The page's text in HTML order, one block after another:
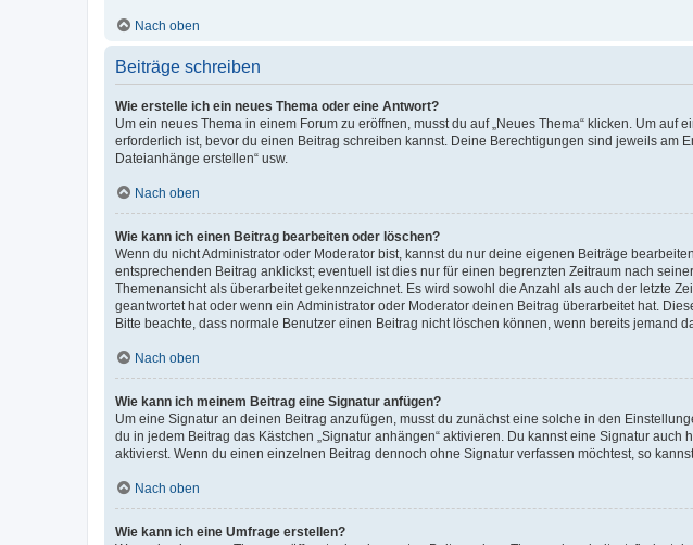
Nach oben
Beiträge schreiben
Wie erstelle ich ein neues Thema oder eine Antwort?
Um ein neues Thema in einem Forum zu eröffnen, musst du auf „Neues Thema“ klicken. Um
erforderlich ist, bevor du einen Beitrag schreiben kannst. Deine Berechtigungen sind jeweils am
Dateianhänge erstellen“ usw.
Nach oben
Wie kann ich einen Beitrag bearbeiten oder löschen?
Wenn du nicht Administrator oder Moderator bist, kannst du nur deine eigenen Beiträge
entsprechenden Beitrag anklickst; eventuell ist dies nur für einen begrenzten Zeitraum nach
Themenansicht als überarbeitet gekennzeichnet. Es wird sowohl die Anzahl als auch der letzte
geantwortet hat oder wenn ein Administrator oder Moderator deinen Beitrag überarbeitet hat.
Bitte beachte, dass normale Benutzer einen Beitrag nicht löschen können, wenn bereits jemand
Nach oben
Wie kann ich meinem Beitrag eine Signatur anfügen?
Um eine Signatur an deinen Beitrag anzufügen, musst du zunächst eine solche in den
du in jedem Beitrag das Kästchen „Signatur anhängen“ aktivieren. Du kannst eine Signatur
aktivierst. Wenn du einen einzelnen Beitrag dennoch ohne Signatur verfassen möchtest, so
Nach oben
Wie kann ich eine Umfrage erstellen?